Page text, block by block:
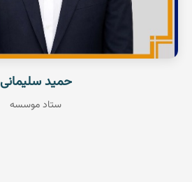
حمید سلیمانی
ستاد موسسه